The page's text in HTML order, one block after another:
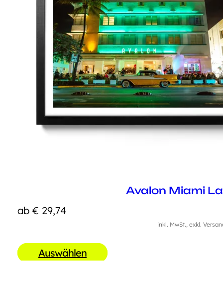
Avalon Miami
ab € 29,74
inkl. MwSt., exkl.
Auswählen